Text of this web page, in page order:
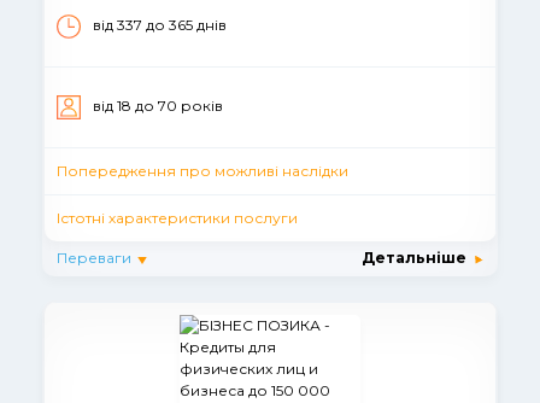
від 337 до 365 днiв
вiд 18 до 70 рокiв
Попередження про можливі наслідки
Істотні характеристики послуги
Переваги Детальніше